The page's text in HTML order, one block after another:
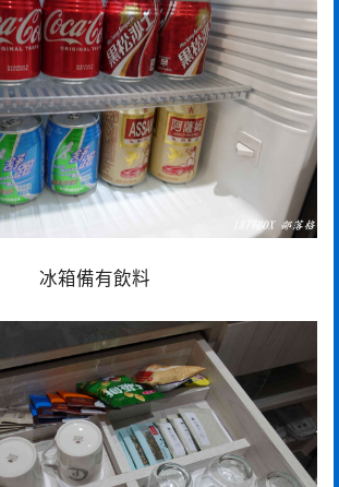
冰箱備有飲料